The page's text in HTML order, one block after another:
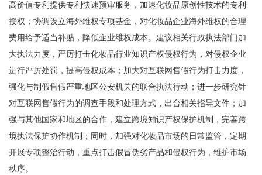
高价值专利提供专利快速预审服务，加速化妆品原创性技术的专利
授权；协调设立海外维权专项基金，对化妆品企业海外维权的合理
费用给予适当补贴，降低企业维权成本。建议相关行政执法部门加
大执法力度，严厉打击化妆品行业知识产权侵权行为，对侵权企业
进行严厉处罚，提高侵权成本；加大对互联网售假行为打击力度，
强化与制假售假严重地区公安机关的联合执法行动；进一步研究针
对互联网售假行为的调查手段和处理方式，出台相关指导文件；加
强与其他国家和地区的合作，建立跨境知识产权保护机制，完善跨
境执法保护协作机制；同时，加强对化妆品市场的日常监管，定期
开展专项整治行动，重点打击假冒伪劣产品和侵权行为，维护市场
秩序。